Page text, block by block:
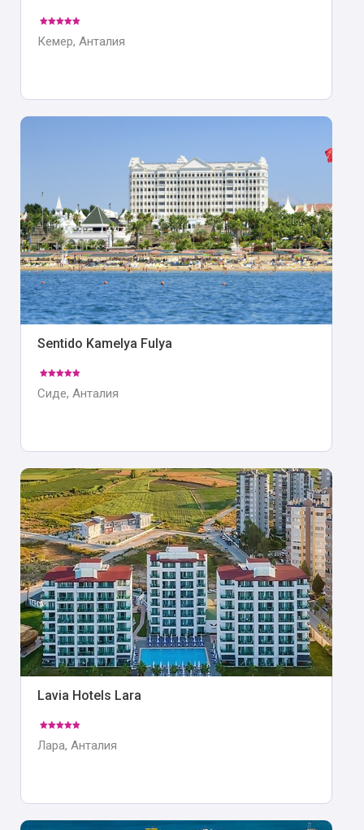
Кемер, Анталия
Sentido Kamelya Fulya
Сиде, Анталия
Lavia Hotels Lara
Лара, Анталия